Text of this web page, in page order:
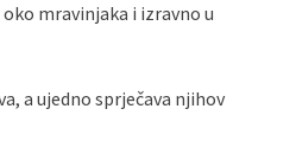
mravinjaka i izravno u
a ujedno sprječava njihov